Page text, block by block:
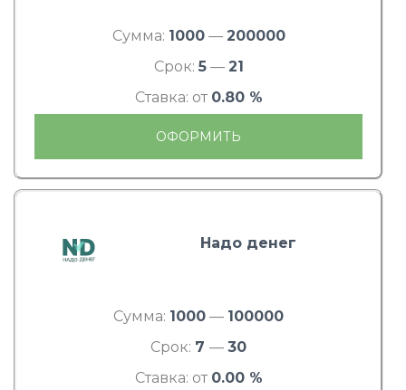
Сумма: 1000— 200000
Срок: 5— 21
Ставка: от 0.80 %
ОФОРМИТЬ
Надо денег
Сумма: 1000 — 100000
Срок: 7 — 30
Ставка: от 0.00 %